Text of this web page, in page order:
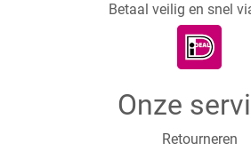
Betaal veilig en snel
Onze
Retourneren